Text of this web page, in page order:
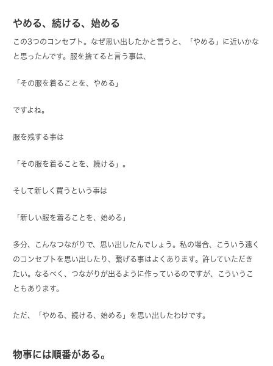
やめる、続ける、始める
この3つのコンセプト。なぜ思い出したかと言うと、「やめる」に近いかな
と思ったんです。服を捨てると言う事は、
「その服を着ることを、やめる」
ですよね。
服を残する事は
「その服を着ることを、続ける」。
そして新しく買うという事は
「新しい服を着ることを、始める」
多分、こんなつながりで、思い出したんでしょう。私の場合、こういう遠く
のコンセプトを思い出したり、繋げる事はよくあります。許していただき
たい。なるべく、つながりが出るように作っているのですが、こういうこ
ともあります。
ただ、「やめる、続ける、始める」を思い出したわけです。
物事には順番がある。